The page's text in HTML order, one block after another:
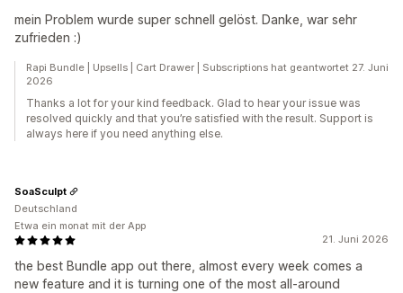
mein Problem wurde super schnell gelöst. Danke, war sehr
zufrieden :)
Rapi Bundle | Upsells | Cart Drawer | Subscriptions hat geantwortet 27. Juni
2026
Thanks a lot for your kind feedback. Glad to hear your issue was
resolved quickly and that you’re satisfied with the result. Support is
always here if you need anything else.
21. Juni 2026
the best Bundle app out there, almost every week comes a
new feature and it is turning one of the most all-around
SoaSculpt
Deutschland
Etwa ein monat mit der App